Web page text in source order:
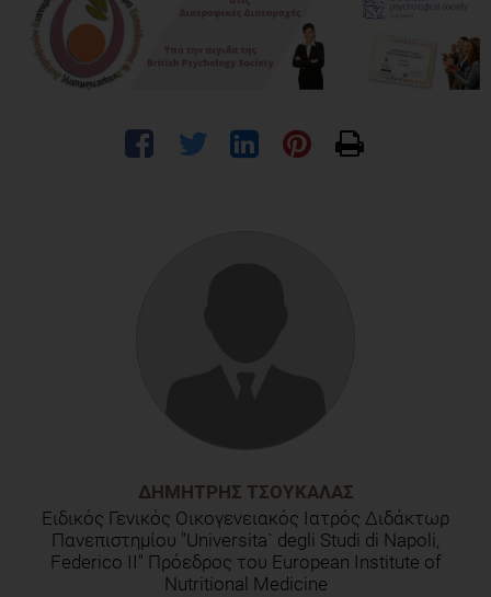
ΔΗΜΉΤΡΗΣ ΤΣΟΥΚΑΛΆΣ
Ειδικός Γενικός Οικογενειακός Ιατρός Διδάκτωρ
Πανεπιστημίου "Universita` degli Studi di Napoli,
Federico II" Πρόεδρος του European Institute of
Nutritional Medicine